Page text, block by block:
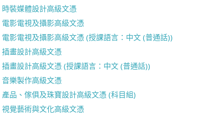
時裝媒體設計高級文憑
電影電視及攝影高級文憑
電影電視及攝影高級文憑 (授課語言：中文 (普通話))
插畫設計高級文憑
插畫設計高級文憑 (授課語言：中文 (普通話))
音樂製作高級文憑
產品、傢俱及珠寶設計高級文憑 (科目組)
視覺藝術與文化高級文憑